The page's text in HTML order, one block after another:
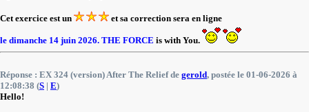
Cet exercice est un et sa correction sera en ligne
le dimanche 14 juin 2026. THE FORCE is with You.
Réponse : EX 324 (version) After The Relief de gerold, postée le 01-06-2026 à
12:08:38 (S | E)
Hello!